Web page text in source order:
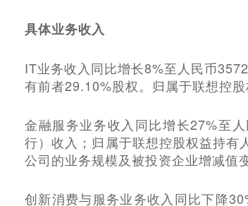
具体业务收入
IT业务收入同比增长8%至人民币
有前者29.10%股权。归属于联想控
金融服务业务收入同比增长27%至
行）收入；归属于联想控股权益持
公司的业务规模及被投资企业增减值
创新消费与服务业务收入同比下降